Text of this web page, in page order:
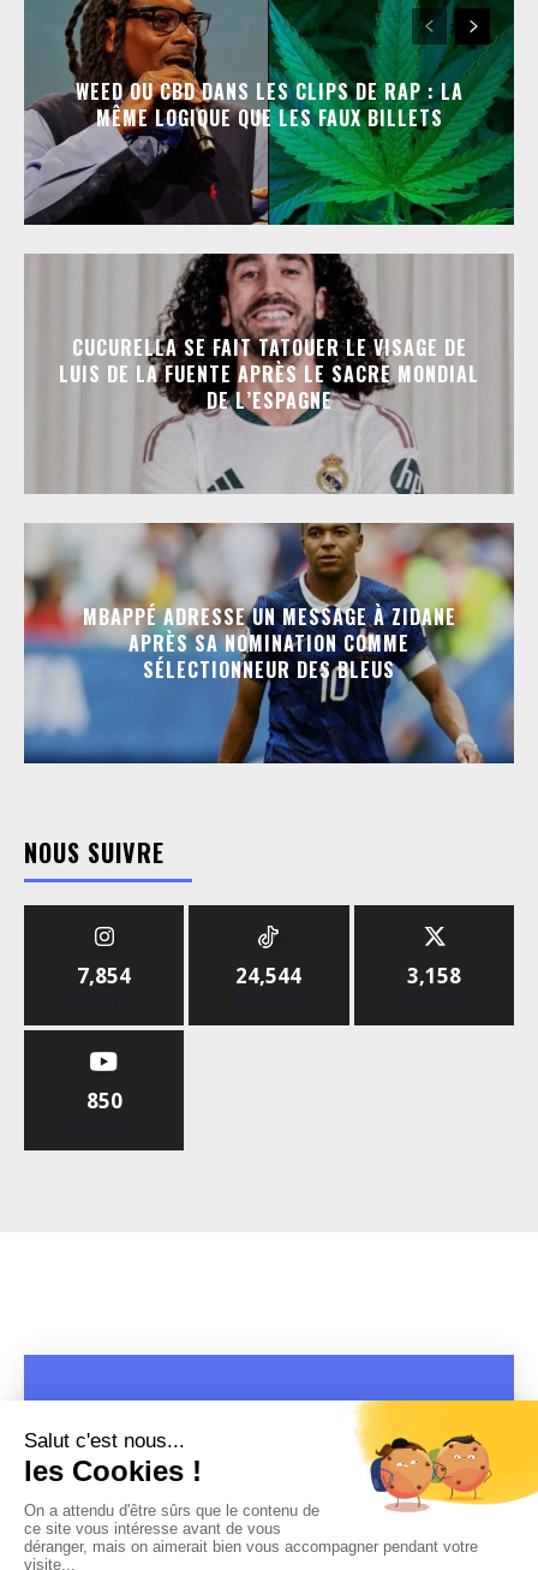
WEED OU CBD DANS LES CLIPS DE RAP : LA
MÊME LOGIQUE QUE LES FAUX BILLETS
CUCURELLA SE FAIT TATOUER LE VISAGE DE
LUIS DE LA FUENTE APRÈS LE SACRE MONDIAL
DE L’ESPAGNE
MBAPPÉ ADRESSE UN MESSAGE À ZIDANE
APRÈS SA NOMINATION COMME
SÉLECTIONNEUR DES BLEUS
NOUS SUIVRE
7,854
Abonnés
24,544
Abonnés
3,158
Abonnés
850
Abonnés